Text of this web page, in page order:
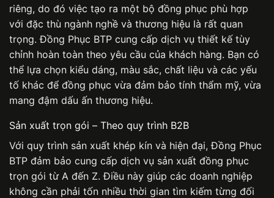
riêng, do đó việc tạo ra một bộ đồng phục phù hợp
với đặc thù ngành nghề và thương hiệu là rất quan
trọng.Đồng Phục BTP cung cấp dịch vụ thiết kế tùy
chỉnh hoàn toàn theo yêu cầu của khách hàng. Bạn có
thể lựa chọn kiểu dáng, màu sắc, chất liệu và các yếu
tố khác để đồng phục vừa đảm bảo tính thẩm mỹ, vừa
mang đậm dấu ấn thương hiệu.
Sản xuất trọn gói – Theo quy trình B2B
Với quy trình sản xuất khép kín và hiện đại, Đồng Phục
BTP đảm bảo cung cấp dịch vụ sản xuất đồng phục
trọn gói từ A đến Z. Điều này giúp các doanh nghiệp
không cần phải tốn nhiều thời gian tìm kiếm từng đối